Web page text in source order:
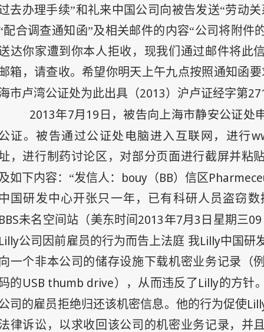
去办理手续”和礼来中国公司向被告发送“劳动
配合调查通知函”及相关邮件的内容“公司将附件
达你家遭到你本人拒收，现我们通过邮件将此
箱，请查收。希望你明天上午九点按照通知函
市卢湾公证处为此出具（2013）沪卢证经字第
2013年7月19日 ，被告向上海市静安公证处
证。被告通过公证处电脑进入互联网，进行
，进行制药讨论区，对部分页面进行截屏并粘
如下内容：“发信人： bouy （BB）信区
国研发中心开张只一年，已有科研人员盗窃
未名空间站（美东时间 2013年7月3日 星期三09
公司因前雇员的行为而告上法庭 我Lilly中国研
一个非本公司的储存设施下载机密业务记录（
的USB thumb drive），从而违反了Lilly的方针
司的雇员拒绝归还该机密信息。他的行为促使
律诉讼，以求收回该公司的机密业务记录，并